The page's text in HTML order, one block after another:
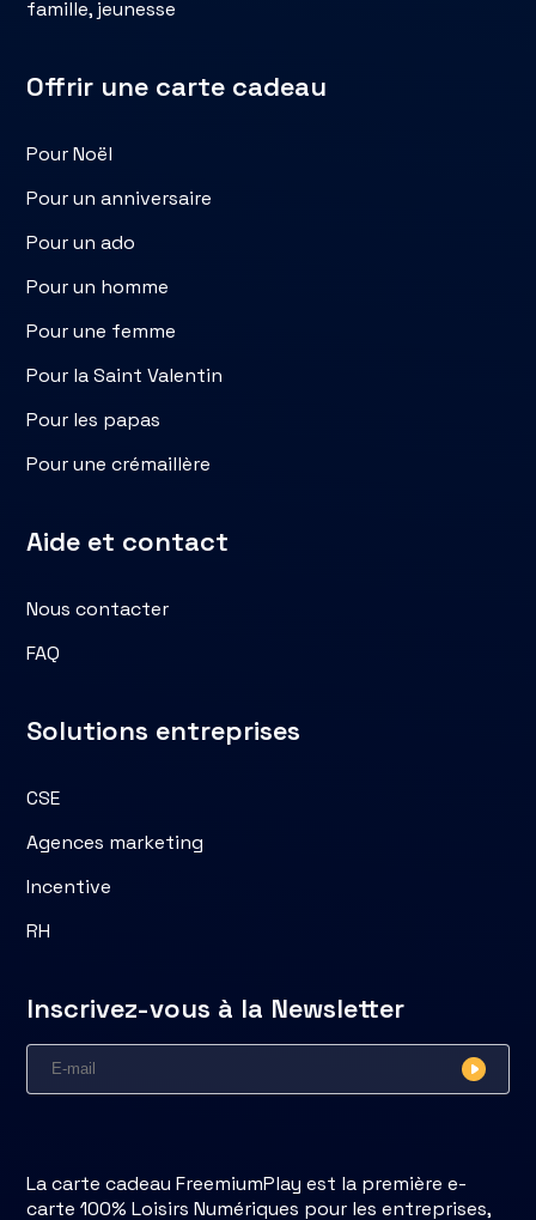
famille, jeunesse
Offrir une carte cadeau
Pour Noël
Pour un anniversaire
Pour un ado
Pour un homme
Pour une femme
Pour la Saint Valentin
Pour les papas
Pour une crémaillère
Aide et contact
Nous contacter
FAQ
Solutions entreprises
CSE
Agences marketing
Incentive
RH
Inscrivez-vous à la Newsletter
La carte cadeau FreemiumPlay est la première e-
carte 100% Loisirs Numériques pour les entreprises,